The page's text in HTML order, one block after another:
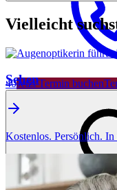
40Jetzt Termin buchen
Vielleicht
Sehen
Kostenlos. Persönlich.